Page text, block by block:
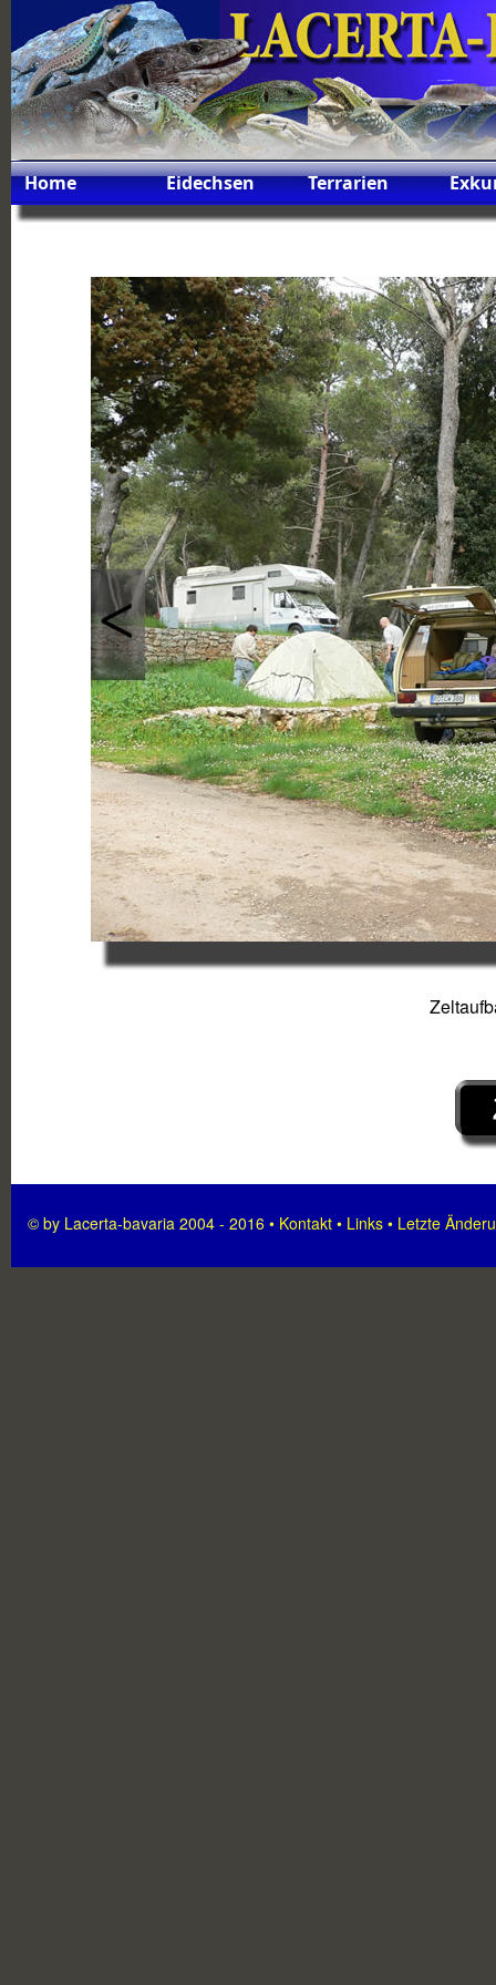
Home Eidechsen Terrarien
© by Lacerta-bavaria 2004 - 2016 • Kontakt • Links • Letzte